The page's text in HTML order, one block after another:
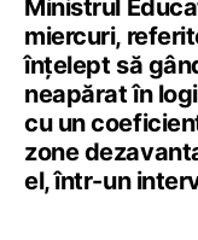
Ministrul
miercuri,
înțelept să
neapărat în
cu un
zone
el, într-un